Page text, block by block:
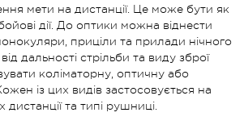
мети на дистанції. Це може бути як
дії. До оптики можна віднести
приціли та прилади нічного
дальності стрільби та виду зброї
коліматорну, оптичну або
із цих видів застосовується на
дистанції та типі рушниці.